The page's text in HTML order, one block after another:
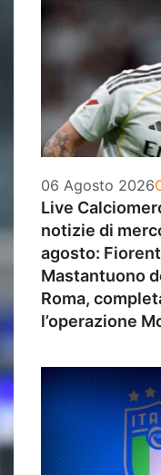
06 Agosto 2026
Live
notizie di
agosto:
Mastantuono
Roma,
l’operazione